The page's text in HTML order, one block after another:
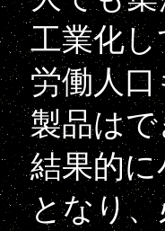
工業化
労働人
製品は
結果的
となり